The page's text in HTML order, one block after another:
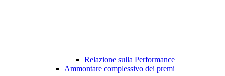
Relazione sulla Performance
Ammontare complessivo dei premi